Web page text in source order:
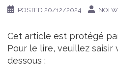
POSTED 20/12/2024
Cet article est protégé
Pour le lire, veuillez
dessous :